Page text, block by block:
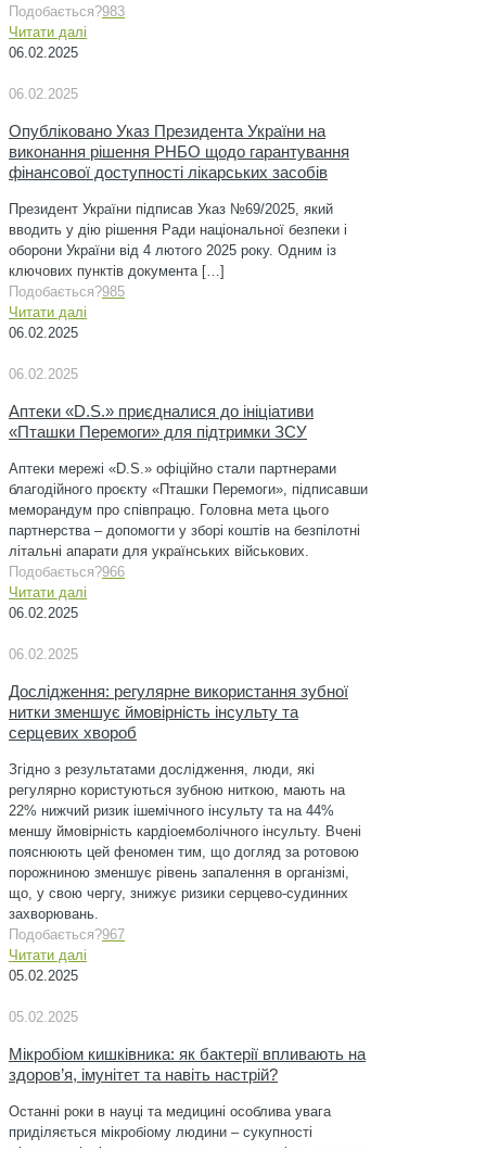
Подобається?983
Читати далі
06.02.2025
06.02.2025
Опубліковано Указ Президента України на
виконання рішення РНБО щодо гарантування
фінансової доступності лікарських засобів
Президент України підписав Указ №69/2025, який
вводить у дію рішення Ради національної безпеки і
оборони України від 4 лютого 2025 року. Одним із
ключових пунктів документа[…]
Подобається?985
Читати далі
06.02.2025
06.02.2025
Аптеки «D.S.» приєдналися до ініціативи
«Пташки Перемоги» для підтримки ЗСУ
Аптеки мережі «D.S.» офіційно стали партнерами
благодійного проєкту «Пташки Перемоги», підписавши
меморандум про співпрацю. Головна мета цього
партнерства – допомогти у зборі коштів на безпілотні
літальні апарати для українських військових.
Подобається?966
Читати далі
06.02.2025
06.02.2025
Дослідження: регулярне використання зубної
нитки зменшує ймовірність інсульту та
серцевих хвороб
Згідно з результатами дослідження, люди, які
регулярно користуються зубною ниткою, мають на
22% нижчий ризик ішемічного інсульту та на 44%
меншу ймовірність кардіоемболічного інсульту. Вчені
пояснюють цей феномен тим, що догляд за ротовою
порожниною зменшує рівень запалення в організмі,
що, у свою чергу, знижує ризики серцево-судинних
захворювань.
Подобається?967
Читати далі
05.02.2025
05.02.2025
Мікробіом кишківника: як бактерії впливають на
здоров’я, імунітет та навіть настрій?
Останні роки в науці та медицині особлива увага
приділяється мікробіому людини – сукупності